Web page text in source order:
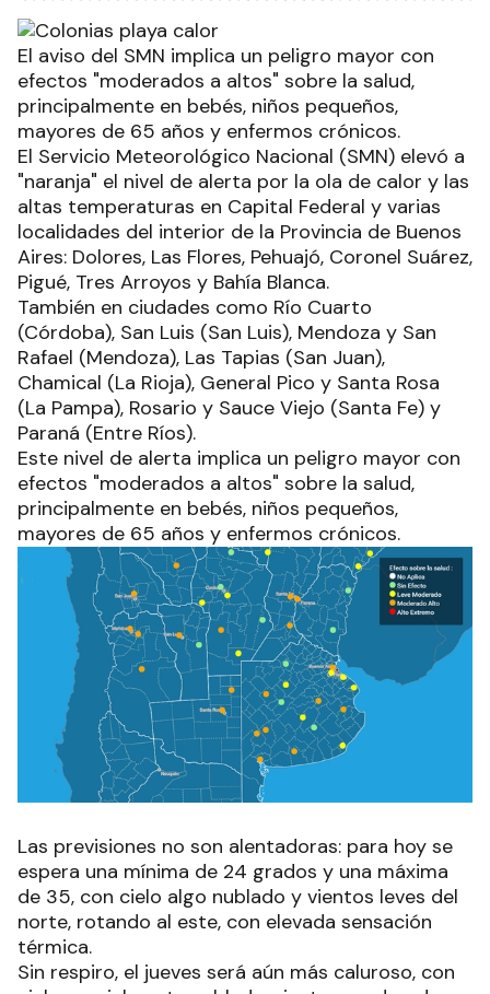
El aviso del SMN implica un peligro mayor con
efectos "moderados a altos" sobre la salud,
principalmente en bebés, niños pequeños,
mayores de 65 años y enfermos crónicos.
El Servicio Meteorológico Nacional (SMN) elevó a
"naranja" el nivel de alerta por la ola de calor y las
altas temperaturas en Capital Federal y varias
localidades del interior de la Provincia de Buenos
Aires: Dolores, Las Flores, Pehuajó, Coronel Suárez,
Pigué, Tres Arroyos y Bahía Blanca.
También en ciudades como Río Cuarto
(Córdoba), San Luis (San Luis), Mendoza y San
Rafael (Mendoza), Las Tapias (San Juan),
Chamical (La Rioja), General Pico y Santa Rosa
(La Pampa), Rosario y Sauce Viejo (Santa Fe) y
Paraná (Entre Ríos).
Este nivel de alerta implica un peligro mayor con
efectos "moderados a altos" sobre la salud,
principalmente en bebés, niños pequeños,
mayores de 65 años y enfermos crónicos.
Las previsiones no son alentadoras: para hoy se
espera una mínima de 24 grados y una máxima
de 35, con cielo algo nublado y vientos leves del
norte, rotando al este, con elevada sensación
térmica.
Sin respiro, el jueves será aún más caluroso, con